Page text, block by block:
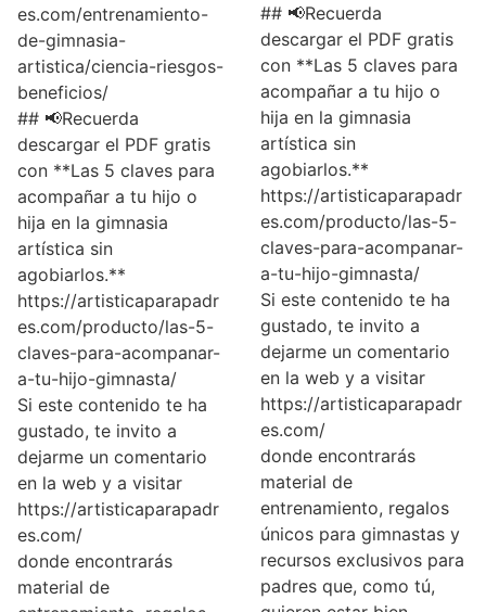
es.com/entrenamiento-
de-gimnasia-
artistica/ciencia-riesgos-
beneficios/
## 📢Recuerda
descargar el PDF gratis
con **Las 5 claves para
acompañar a tu hijo o
hija en la gimnasia
artística sin
agobiarlos.**
https://artisticaparapadr
es.com/producto/las-5-
claves-para-acompanar-
a-tu-hijo-gimnasta/
Si este contenido te ha
gustado, te invito a
dejarme un comentario
en la web y a visitar
https://artisticaparapadr
es.com/
donde encontrarás
material de
## 📢Recuerda
descargar el PDF gratis
con **Las 5 claves para
acompañar a tu hijo o
hija en la gimnasia
artística sin
agobiarlos.**
https://artisticaparapadr
es.com/producto/las-5-
claves-para-acompanar-
a-tu-hijo-gimnasta/
Si este contenido te ha
gustado, te invito a
dejarme un comentario
en la web y a visitar
https://artisticaparapadr
es.com/
donde encontrarás
material de
entrenamiento, regalos
únicos para gimnastas y
recursos exclusivos para
padres que, como tú,